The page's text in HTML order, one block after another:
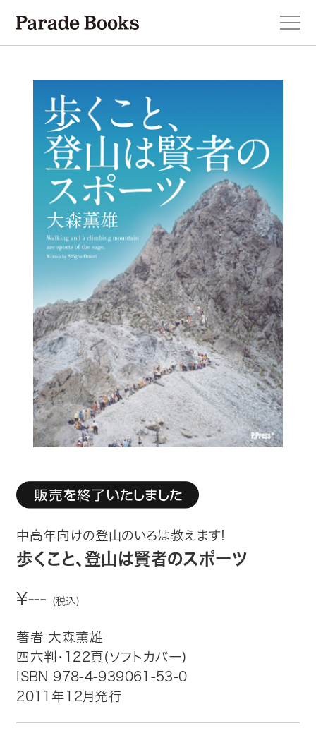
本を探す
新刊・近刊のお知らせ
おすすめ！この一冊。
小説
エッセイ・詩・ノンフィクション
趣味・カルチャー
生活・健康
論文・学術書・参考書
絵本・児童書
社会・思想・哲学
写真集
トップ
自費出版したい方
中高年向けの登山のいろは教えます!
歩くこと、登山は賢者のスポーツ
¥--- (税込)
著者 大森薫雄
四六判・122頁(ソフトカバー)
ISBN 978-4-939061-53-0
2011年12月発行